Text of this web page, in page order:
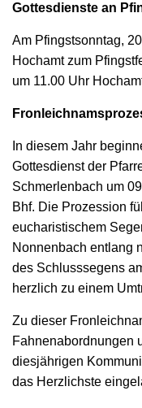
Gottesdienste an
Am Pfingstsonntag,
Hochamt zum
um 11.00 Uhr
In diesem Jahr
Gottesdienst der
Schmerlenbach um
Bhf. Die Prozession
eucharistischem
Nonnenbach entlang
des Schlusssegens
herzlich zu einem
Zu dieser
Fahnenabordnungen
diesjährigen
das Herzlichste